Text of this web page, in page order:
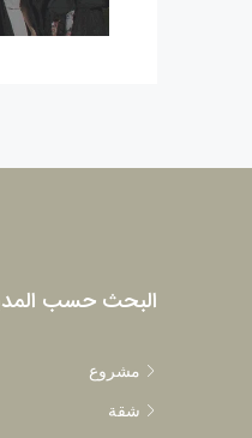
البحث حسب
مشروع
شقة